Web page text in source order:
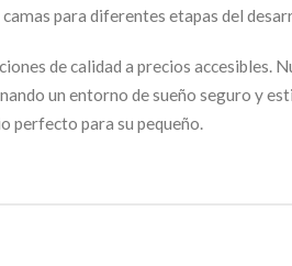
camas para diferentes etapas del
de calidad a precios accesibles.
un entorno de sueño seguro y
perfecto para su pequeño.